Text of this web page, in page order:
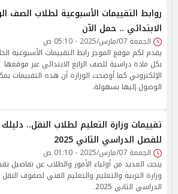
روابط التقييمات الأسبوعية لطلاب الصف
الابتدائي .. حمل الآن
الجمعة 07/مارس/2025 - 05:10 ص
يقدم لكم موقع الموجز رابط التقييمات الأسبوعية
بكل مادة دراسية للصف الرابع الابتدائي عبر موقعها
الإلكتروني كما أوضحت الوزارة أن هذه التقييمات
الوصول إليها بسهولة.
تقييمات وزارة التعليم لطلاب النقل.. دليلك
للفصل الدراسي الثاني 2025
الجمعة 07/مارس/2025 - 01:10 ص
يبحث العديد من أولياء الأمور والطلاب عن تفاصيل
وزارة التربية والتعليم والتعليم الفني لصفوف
الدراسي الثاني 2025.